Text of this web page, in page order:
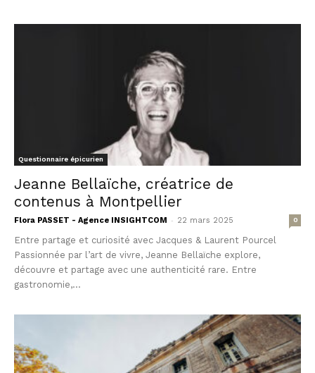
Questionnaire épicurien
Jeanne Bellaïche, créatrice de
contenus à Montpellier
Flora PASSET - Agence INSIGHTCOM - 22 mars 2025 0
Entre partage et curiosité avec Jacques & Laurent Pourcel
Passionnée par l’art de vivre, Jeanne Bellaïche explore,
découvre et partage avec une authenticité rare. Entre
gastronomie,...